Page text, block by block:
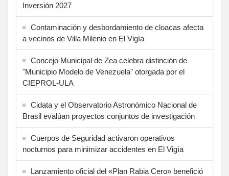
Inversión 2027
Contaminación y desbordamiento de cloacas afecta
a vecinos de Villa Milenio en El Vigía
Concejo Municipal de Zea celebra distinción de
"Municipio Modelo de Venezuela" otorgada por el
CIEPROL-ULA
Cidata y el Observatorio Astronómico Nacional de
Brasil evalúan proyectos conjuntos de investigación
Cuerpos de Seguridad activaron operativos
nocturnos para minimizar accidentes en El Vigía
Lanzamiento oficial del «Plan Rabia Cero» benefició